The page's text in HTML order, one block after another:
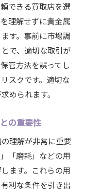
できる買取店を選
理解せずに貴金属
す。事前に市場調
で、適切な取引が
管方法を誤ってし
スクです。適切な
められます。
の重要性
理解が非常に重要
「磨耗」などの用
ます。これらの用
利な条件を引き出